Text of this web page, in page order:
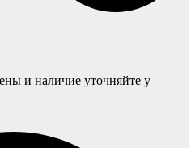
и наличие уточняйте у